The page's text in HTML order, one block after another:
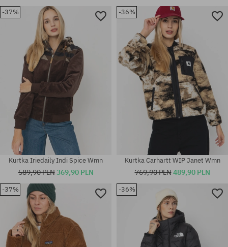
Dostępne rozmiary:
Dostępne rozmiary:
Dostępne rozmiary:
Dostępne rozmiary:
-37%
Kurtka Iriedaily Indi Spice Wmn
589,90 PLN369,90 PLN
-36%
Kurtka Carhartt WIP Janet Wmn
769,90 PLN489,90 PLN
-37% -36%